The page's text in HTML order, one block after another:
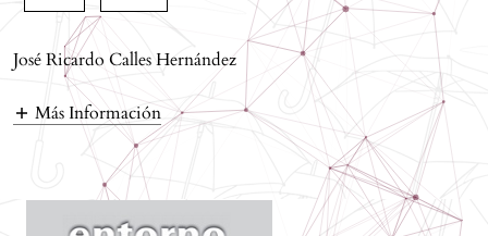
José Ricardo Calles Hernández
Más Información